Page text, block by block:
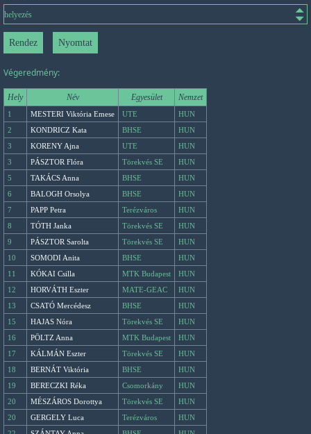
Végeredmény:
Hely Név Egyesület Nemzet
1 MESTERI Viktória Emese UTE
HUN
2
KONDRICZ Kata BHSE
HUN
3
KORENY Ajna UTE
HUN
3
PÁSZTOR Flóra Törekvés SE
HUN
5
TAKÁCS Anna BHSE
HUN
6
BALOGH Orsolya BHSE
HUN
7
PAPP Petra Terézváros
HUN
8
TÓTH Janka Törekvés SE
HUN
9
PÁSZTOR Sarolta Törekvés SE
HUN
10
SOMODI Anita BHSE
HUN
11
KÓKAI Csilla MTK Budapest
HUN
12
HORVÁTH Eszter MATE-GEAC
HUN
13
CSATÓ Mercédesz BHSE
HUN
15
HAJAS Nóra Törekvés SE
HUN
16
PÖLTZ Anna MTK Budapest
HUN
17
KÁLMÁN Eszter Törekvés SE
HUN
18
BERNÁT Viktória BHSE
HUN
19
BERECZKI Réka Csomorkány
HUN
20
MÉSZÁROS Dorottya Törekvés SE
HUN
20
GERGELY Luca Terézváros
HUN